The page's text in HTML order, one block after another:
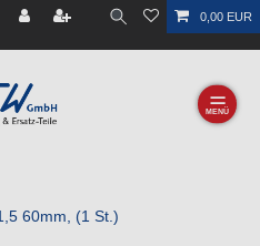
0,00 EUR
☰